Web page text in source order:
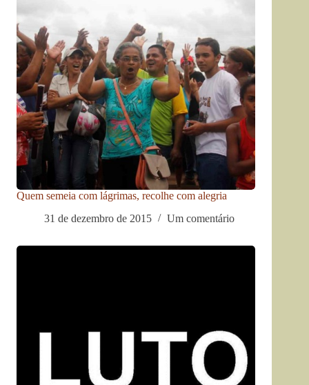
Quem semeia com lágrimas, recolhe com alegria
31 de dezembro de 2015
Um comentário